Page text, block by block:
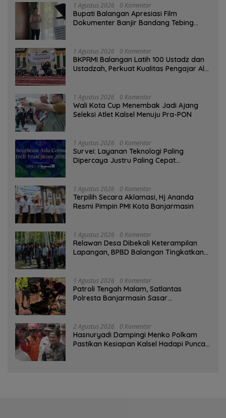
1 Agustus 2026 0 Komentar
Bupati Balangan Apresiasi Film
Dokumenter Banjir Bandang Tebing
1 Agustus 2026 0 Komentar
BKPRMI Balangan Latih 100 Ustadz dan
Ustadzah, Perkuat Kualitas Pengajar Al-
1 Agustus 2026 0 Komentar
Wali Kota Cup Menembak Jadi Ajang
Seleksi Atlet Kalsel Menuju Pra-PON
1 Agustus 2026 0 Komentar
Survei: Layanan Teknologi Paling
Dipercaya Justru Paling Cepat
1 Agustus 2026 0 Komentar
‎Terpilih Secara Aklamasi, Hj Ananda
Resmi Pimpin PMI Kota Banjarmasin
1 Agustus 2026 0 Komentar
Relawan Desa Dibekali Keterampilan
Lapangan, BPBD Balangan Tingkatkan
1 Agustus 2026 0 Komentar
Patroli Tengah Malam, Satlantas
Polresta Banjarmasin Sasar
2 Agustus 2026 0 Komentar
Hasnuryadi Dampingi Menko Polkam
Pastikan Kesiapan Kalsel Hadapi Puncak